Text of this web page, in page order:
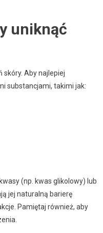
uniknąć
skóry. Aby najlepiej
substancjami, takimi jak:
(np. kwas glikolowy) lub
jej naturalną barierę
Pamiętaj również, aby